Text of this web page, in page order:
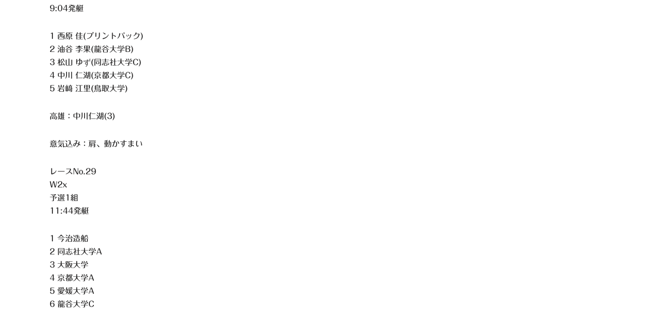
9:04発艇
1 西原 佳(プリントパック)
2 油谷 李果(龍谷大学B)
3 松山 ゆず(同志社大学C)
4 中川 仁湖(京都大学C)
5 岩﨑 江里(鳥取大学)
高雄：中川仁湖(3)
意気込み：肩、動かすまい
レースNo.29
W2x
予選1組
11:44発艇
1 今治造船
2 同志社大学A
3 大阪大学
4 京都大学A
5 愛媛大学A
6 龍谷大学C